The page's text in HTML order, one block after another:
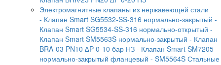
Электромагнитные клапаны из нержавеющей стали
- Клапан Smart SG5532-SS-316 нормально-закрытый -
Клапан Smart SG5534-SS-316 нормально-открытый -
Клапан Smart SM5563S нормально-закрытый - Клапан
BRA-03 PN10 ∆P 0-10 бар НЗ - Клапан Smart SM7205
нормально-закрытый фланцевый - SM5564S Стальные